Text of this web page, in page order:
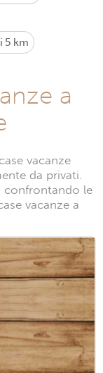
5 km
a
vacanze
da privati.
confrontando le
vacanze a